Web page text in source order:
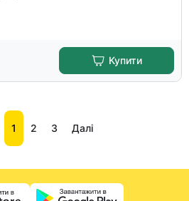
Купити
1 2 3 Далі